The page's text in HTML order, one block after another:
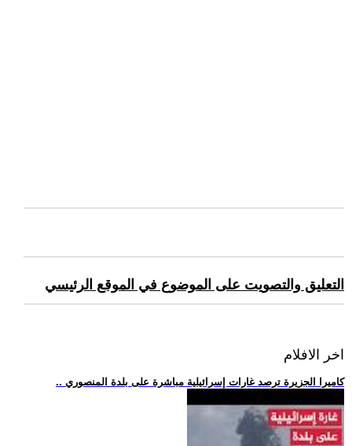
التعليق والتصويت على الموضوع في الموقع الرئيسي
اخر الافلام
.. كاميرا الجزيرة ترصد غارات إسرائيلية مباشرة على بلدة المنصوري